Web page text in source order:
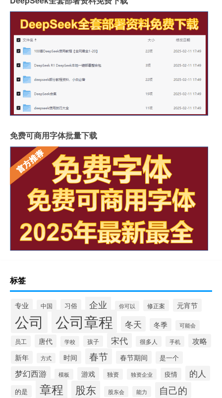
免费可商用字体批量下载
标签
专业 中国 习俗 企业 你可以 修正案 元宵节
公司 公司章程 冬天 冬季 可能会
员工 唐代 学校 孩子 宋代 很多人 手机 攻略
新年 方式 时间 春节 春节期间 是一个
梦幻西游 模板 游戏 独资 独资企业 疫情 的人
的是 章程 股东 股东会 能力 自己的